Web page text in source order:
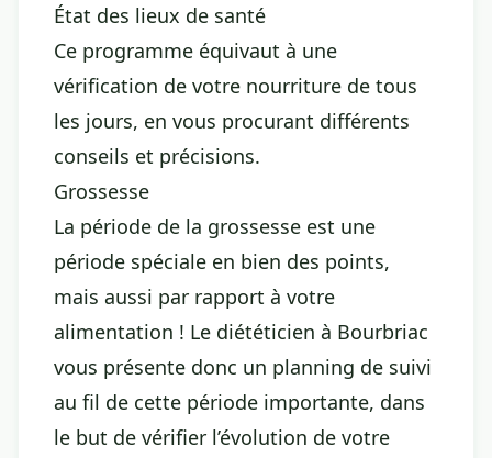
État des lieux de santé
Ce programme équivaut à une
vérification de votre nourriture de tous
les jours, en vous procurant différents
conseils et précisions.
Grossesse
La période de la grossesse est une
période spéciale en bien des points,
mais aussi par rapport à votre
alimentation ! Le diététicien à Bourbriac
vous présente donc un planning de suivi
au fil de cette période importante, dans
le but de vérifier l’évolution de votre